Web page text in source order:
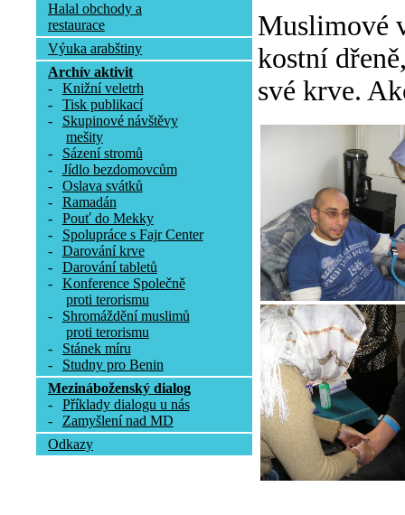
Halal obchody a
restaurace
Výuka arabštiny
Archív aktivit
-
Knižní veletrh
-
Tisk publikací
-
Skupinové návštěvy
mešity
-
Sázení stromů
-
Jídlo bezdomovcům
-
Oslava svátků
-
Ramadán
-
Pouť do Mekky
-
Spolupráce s Fajr Center
-
Darování krve
-
Darování tabletů
-
Konference Společně
proti terorismu
-
Shromáždění muslimů
proti terorismu
-
Stánek míru
-
Studny pro Benin
Mezináboženský dialog
-
Příklady dialogu u nás
-
Zamyšlení nad MD
Odkazy
Muslimové
kostní
své krve.